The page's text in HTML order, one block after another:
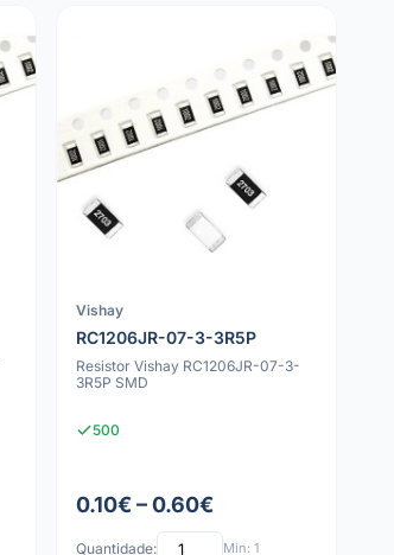
Vishay
RC1206JR-07-3-3R5P
Resistor Vishay RC1206JR-07-3-
3R5P SMD
500
0.10€ – 0.60€
Quantidade: Mín: 1